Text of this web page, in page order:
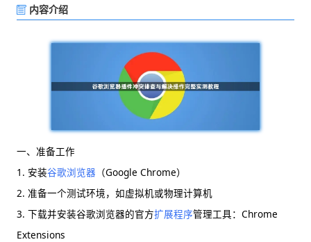
内容介绍
一、准备工作
1. 安装谷歌浏览器 （Google Chrome）
2. 准备一个测试环境，如虚拟机或物理计算机
3. 下载并安装谷歌浏览器的官方扩展程序管理工具：Chrome
Extensions